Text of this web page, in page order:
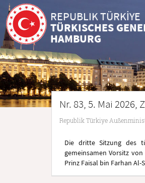
REPUBLIK TÜRKİYE
TÜRKISCHES
HAMBURG
Nr. 83, 5. Mai
Republik Türkiye
Die dritte Sitzung des
gemeinsamen Vorsitz
Prinz Faisal bin Farhan